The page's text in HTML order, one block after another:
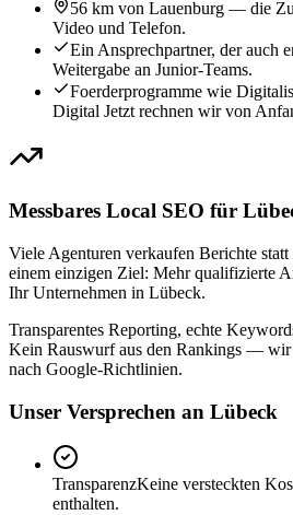
56 km von Lauenburg — die
Video und Telefon.
Ein Ansprechpartner, der auch
Weitergabe an Junior-Teams.
Foerderprogramme wie
Digital Jetzt rechnen wir von
Messbares Local SEO für
Viele Agenturen verkaufen Berichte statt
einem einzigen Ziel: Mehr qualifizierte
Ihr Unternehmen in Lübeck.
Transparentes Reporting, echte
Kein Rauswurf aus den Rankings — wir
nach Google-Richtlinien.
Unser Versprechen an Lübeck
TransparenzKeine versteckten
enthalten.